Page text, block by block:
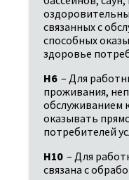
связанных с
способных
здоровье
H6 – Для
проживания,
обслуживанием
оказывать
потребителей
H10 – Для
связана с